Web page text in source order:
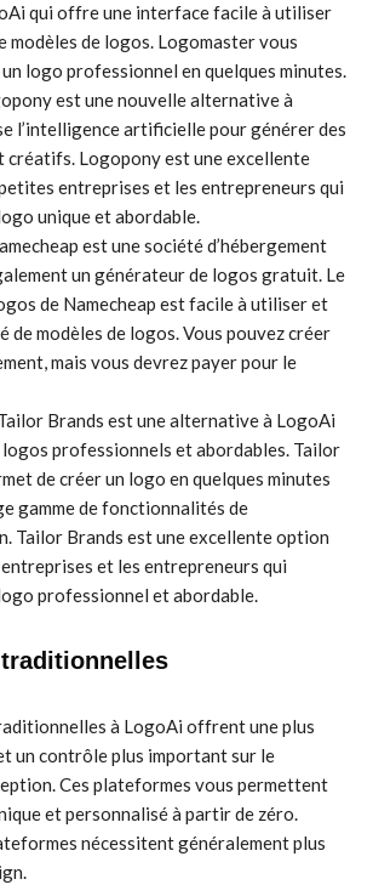
qui offre une interface facile à utiliser
modèles de logos. Logomaster vous
logo professionnel en quelques minutes.
est une nouvelle alternative à
l’intelligence artificielle pour générer des
créatifs. Logopony est une excellente
entreprises et les entrepreneurs qui
unique et abordable.
est une société d’hébergement
un générateur de logos gratuit. Le
de Namecheap est facile à utiliser et
de modèles de logos. Vous pouvez créer
mais vous devrez payer pour le
Brands est une alternative à LogoAi
professionnels et abordables. Tailor
de créer un logo en quelques minutes
gamme de fonctionnalités de
Tailor Brands est une excellente option
et les entrepreneurs qui
professionnel et abordable.
à LogoAi offrent une plus
un contrôle plus important sur le
Ces plateformes vous permettent
et personnalisé à partir de zéro.
nécessitent généralement plus